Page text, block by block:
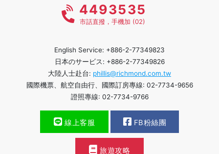
4493535
市話直撥，手機加 (02)
English Service: +886-2-77349823
日本のサービス: +886-2-77349826
大陸人士赴台: phillis@richmond.com.tw
國際機票、航空自由行、國際訂房專線: 02-7734-9656
證照專線: 02-7734-9766
線上客服 FB粉絲團
旅遊攻略